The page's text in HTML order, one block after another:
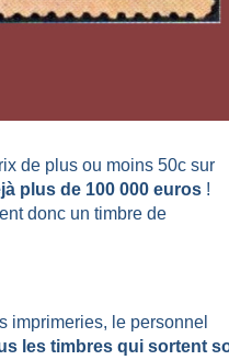
de plus ou moins 50c sur
plus de 100 000 euros !
donc un timbre de
imprimeries, le personnel
les timbres qui sortent